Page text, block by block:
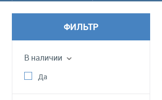
ФИЛЬТР
В наличии
Да